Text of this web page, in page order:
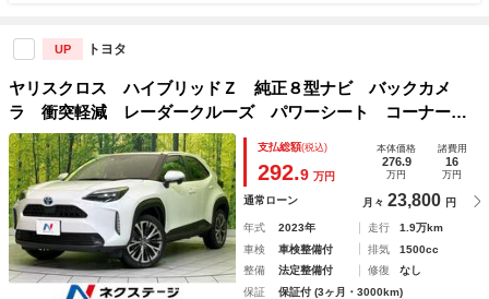
UP トヨタ
ヤリスクロス ハイブリッドＺ 純正８型ナビ バックカメ
ラ 衝突軽減 レーダークルーズ パワーシート コーナーセ
ンサー スマートキー ＬＥＤヘッド ブラインドスポットモ
ニター Ｂｌｕｅｔｏｏｔｈ オートハイビーム 車線逸脱
警報
支払総額(税込)
292.9 万円
本体価格
276.9
万円
諸費用
16
万円
通常ローン 月々 23,800 円
年式 2023年 走行
1.9万km
車検
車検整備付 排気
1500cc
整備
法定整備付 修復
なし
保証
保証付 (3ヶ月・3000km)